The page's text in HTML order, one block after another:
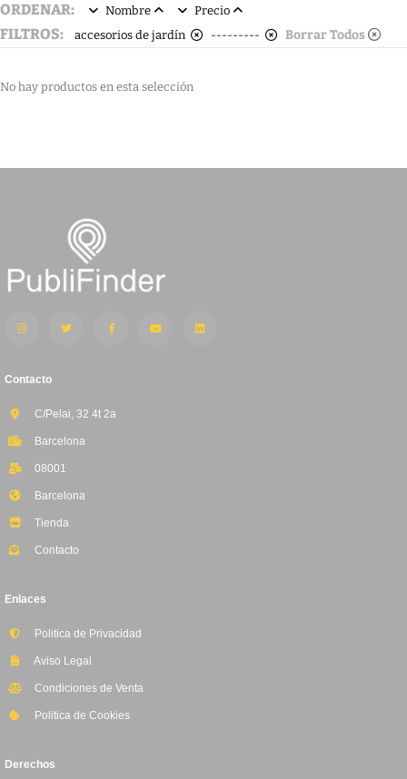
ORDENAR: Nombre Precio
FILTROS: accesorios de jardín --------- Borrar Todos
No hay productos en esta selección
Contacto
C/Pelai, 32 4t 2a
Barcelona
08001
Barcelona
Tienda
Contacto
Enlaces
Politica de Privacidad
Aviso Legal
Condiciones de Venta
Politica de Cookies
Derechos